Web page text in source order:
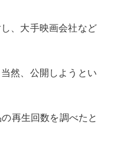
、大手映画会社など
然、公開しようとい
再生回数を調べたと